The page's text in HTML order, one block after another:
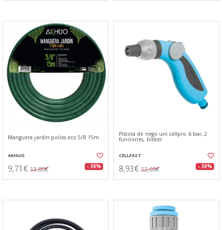
Manguera jardin polies.eco 5/8 15m
AKHUO
9,71€ 13,80€ - 30%
Pistola de riego uni cellpro 6 bar, 2
funciones, blister
CELLFAST
8,93€ 12,69€ - 30%